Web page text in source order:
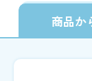
商品か